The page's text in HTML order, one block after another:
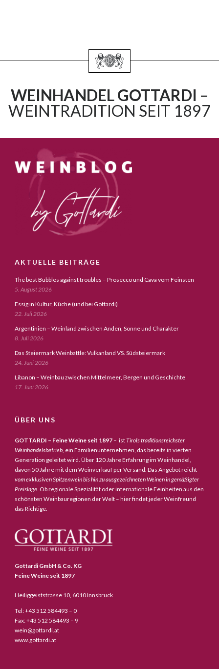
WEINHANDEL GOTTARDI –
WEINTRADITION SEIT 1897
AKTUELLE BEITRÄGE
The best Bubbles against troubles – Prosecco und Cava vom Feinsten
5. August 2026
Essig in Kultur, Küche (und bei Gottardi)
22. Juli 2026
Argentinien – Weinland zwischen Anden, Sonne und Charakter
8. Juli 2026
Das Steiermark Weinbattle: Vulkanland VS. Südsteiermark
24. Juni 2026
Libanon – Weinbau zwischen Mittelmeer, Bergen und Geschichte
17. Juni 2026
ÜBER UNS
GOTTARDI – Feine Weine seit 1897 – istTirols traditionsreichster
Weinhandelsbetrieb, ein Familienunternehmen, das bereits in vierten
Generation geleitet wird. Über 120 Jahre Erfahrung im Weinhandel,
davon 50 Jahre mit dem Weinverkauf per Versand. Das Angebot reicht
vom exklusiven Spitzenwein bis hin zu ausgezeichneten Weinen in gemäßigter
Preislage. Ob regionale Spezialität oder internationale Feinheiten aus den
schönsten Weinbauregionen der Welt – hier findet jeder Weinfreund
das Richtige.
Gottardi GmbH & Co. KG
Feine Weine seit 1897
Heiliggeiststrasse 10, 6010 Innsbruck
Tel: +43 512 584493 – 0
Fax: +43 512 584493 – 9
wein@gottardi.at
www.gottardi.at